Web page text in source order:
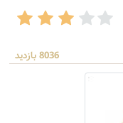
8036 بازدید